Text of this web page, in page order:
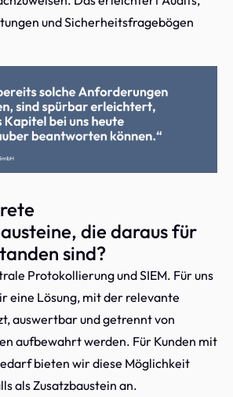
und Sicherheitsfragebögen
die daraus für
sind?
Protokollierung und SIEM. Für uns
eine Lösung, mit der relevante
auswertbar und getrennt von
aufbewahrt werden. Für Kunden mit
bieten wir diese Möglichkeit
als Zusatzbaustein an.